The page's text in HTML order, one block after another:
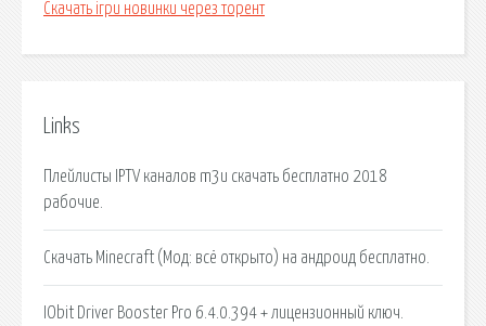
Скачать ігри новинки через торент
Links
Плейлисты IPTV каналов m3u скачать бесплатно 2018
рабочие.
Скачать Minecraft (Мод: всё открыто) на андроид бесплатно.
IObit Driver Booster Pro 6.4.0.394 + лицензионный ключ.